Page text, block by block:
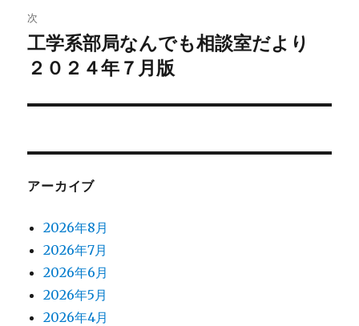
ゲ
ー
シ
ン
稿:
次
次
の
稿:
工学系部局なんでも相談室だより
２０２４年７月版
アーカイブ
2026年8月
2026年7月
2026年6月
2026年5月
2026年4月